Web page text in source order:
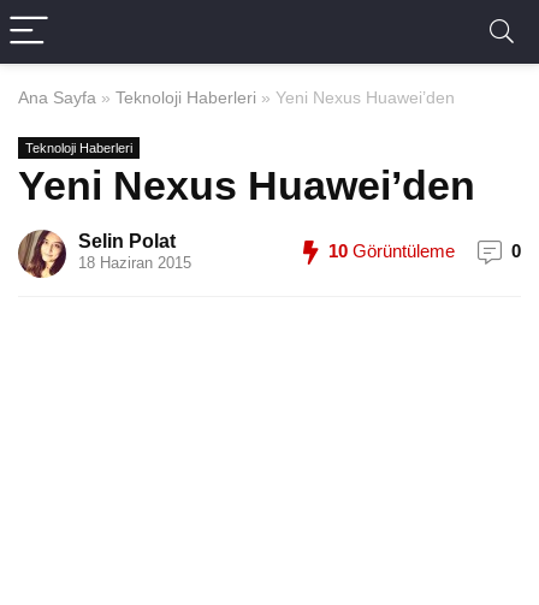
Ana Sayfa » Teknoloji Haberleri » Yeni Nexus Huawei’den
Teknoloji Haberleri
Yeni Nexus Huawei’den
Selin Polat
18 Haziran 2015
10 Görüntüleme 0